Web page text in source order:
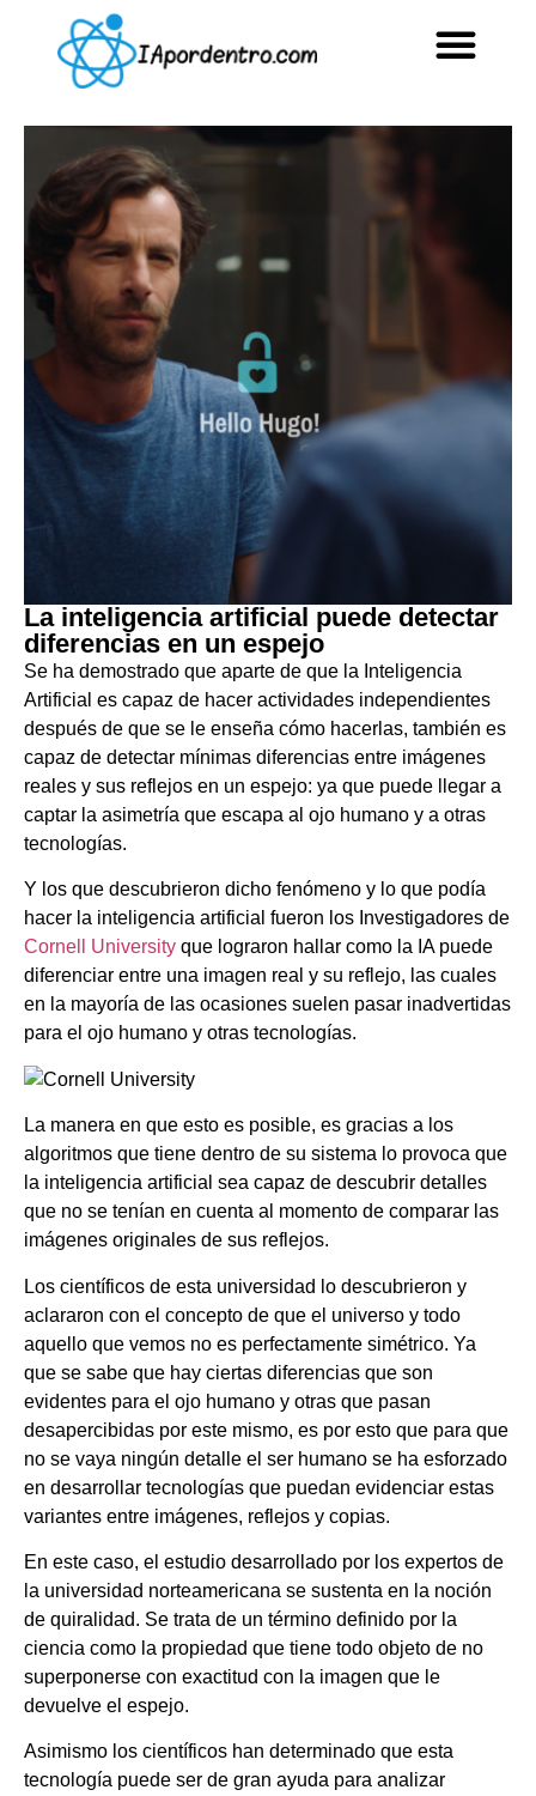
La inteligencia artificial puede detectar
diferencias en un espejo
Se ha demostrado que aparte de que la Inteligencia
Artificial es capaz de hacer actividades independientes
después de que se le enseña cómo hacerlas, también es
capaz de detectar mínimas diferencias entre imágenes
reales y sus reflejos en un espejo: ya que puede llegar a
captar la asimetría que escapa al ojo humano y a otras
tecnologías.
Y los que descubrieron dicho fenómeno y lo que podía
hacer la inteligencia artificial fueron los Investigadores de
Cornell University que lograron hallar como la IA puede
diferenciar entre una imagen real y su reflejo, las cuales
en la mayoría de las ocasiones suelen pasar inadvertidas
para el ojo humano y otras tecnologías.
La manera en que esto es posible, es gracias a los
algoritmos que tiene dentro de su sistema lo provoca que
la inteligencia artificial sea capaz de descubrir detalles
que no se tenían en cuenta al momento de comparar las
imágenes originales de sus reflejos.
Los científicos de esta universidad lo descubrieron y
aclararon con el concepto de que el universo y todo
aquello que vemos no es perfectamente simétrico. Ya
que se sabe que hay ciertas diferencias que son
evidentes para el ojo humano y otras que pasan
desapercibidas por este mismo, es por esto que para que
no se vaya ningún detalle el ser humano se ha esforzado
en desarrollar tecnologías que puedan evidenciar estas
variantes entre imágenes, reflejos y copias.
En este caso, el estudio desarrollado por los expertos de
la universidad norteamericana se sustenta en la noción
de quiralidad. Se trata de un término definido por la
ciencia como la propiedad que tiene todo objeto de no
superponerse con exactitud con la imagen que le
devuelve el espejo.
Asimismo los científicos han determinado que esta
tecnología puede ser de gran ayuda para analizar